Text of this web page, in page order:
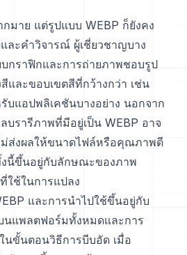
มาย แต่รูปแบบ WEBP ก็ยังคง
ละคำวิจารณ์ ผู้เชี่ยวชาญบาง
กราฟิกและการถ่ายภาพชอบรูป
และขอบเขตสีที่กว้างกว่า เช่น
บแอปพลิเคชันบางอย่าง นอกจาก
บรารีภาพที่มีอยู่เป็น WEBP อาจ
ม่ส่งผลให้ขนาดไฟล์หรือคุณภาพดี
นี้ขึ้นอยู่กับลักษณะของภาพ
ใช้ในการแปลง
และการนำไปใช้ขึ้นอยู่กับ
นแพลตฟอร์มทั้งหมดและการ
นขั้นตอนวิธีการบีบอัด เมื่อ